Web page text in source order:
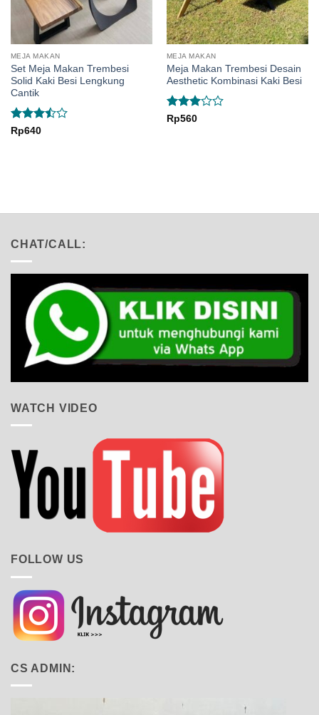
MEJA MAKAN
Set Meja Makan Trembesi
Solid Kaki Besi Lengkung
Cantik
Rated
Rp640
MEJA MAKAN
Meja Makan Trembesi Desain
Aesthetic Kombinasi Kaki Besi
Rated
Rp560
CHAT/CALL:
WATCH VIDEO
FOLLOW US
CS ADMIN: